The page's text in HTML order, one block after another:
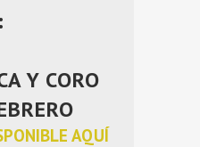
Y CORO
AQUÍ